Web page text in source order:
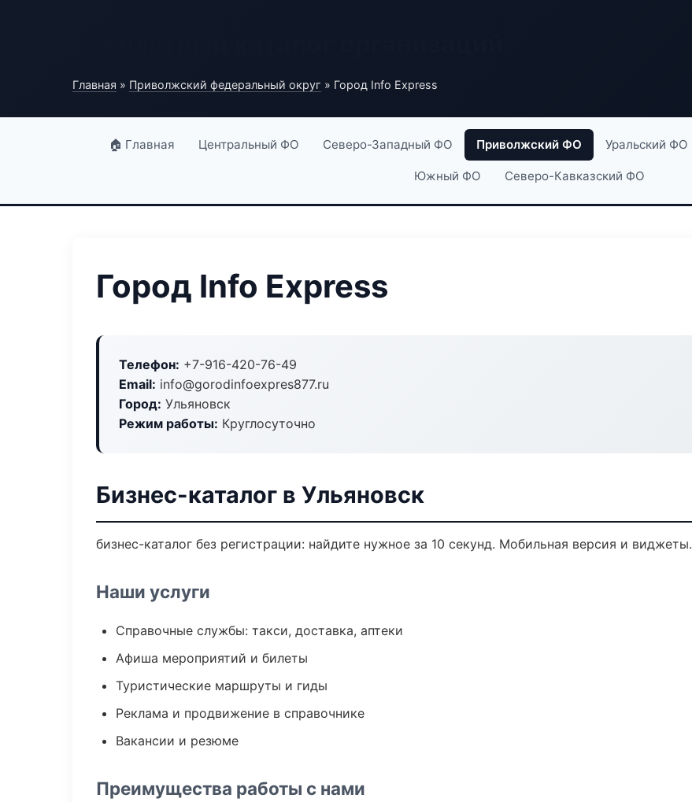
Главная » Приволжский федеральный округ » Город Info Express
🏠 Главная Центральный ФО Северо-Западный ФО Приволжский ФО Уральский ФО
Южный ФО Северо-Кавказский ФО
Город Info Express
Телефон: +7-916-420-76-49
Email: info@gorodinfoexpres877.ru
Город: Ульяновск
Режим работы: Круглосуточно
Бизнес-каталог в Ульяновск
бизнес-каталог без регистрации: найдите нужное за 10 секунд. Мобильная версия и виджеты.
Наши услуги
Справочные службы: такси, доставка, аптеки
Афиша мероприятий и билеты
Туристические маршруты и гиды
Реклама и продвижение в справочнике
Вакансии и резюме
Преимущества работы с нами